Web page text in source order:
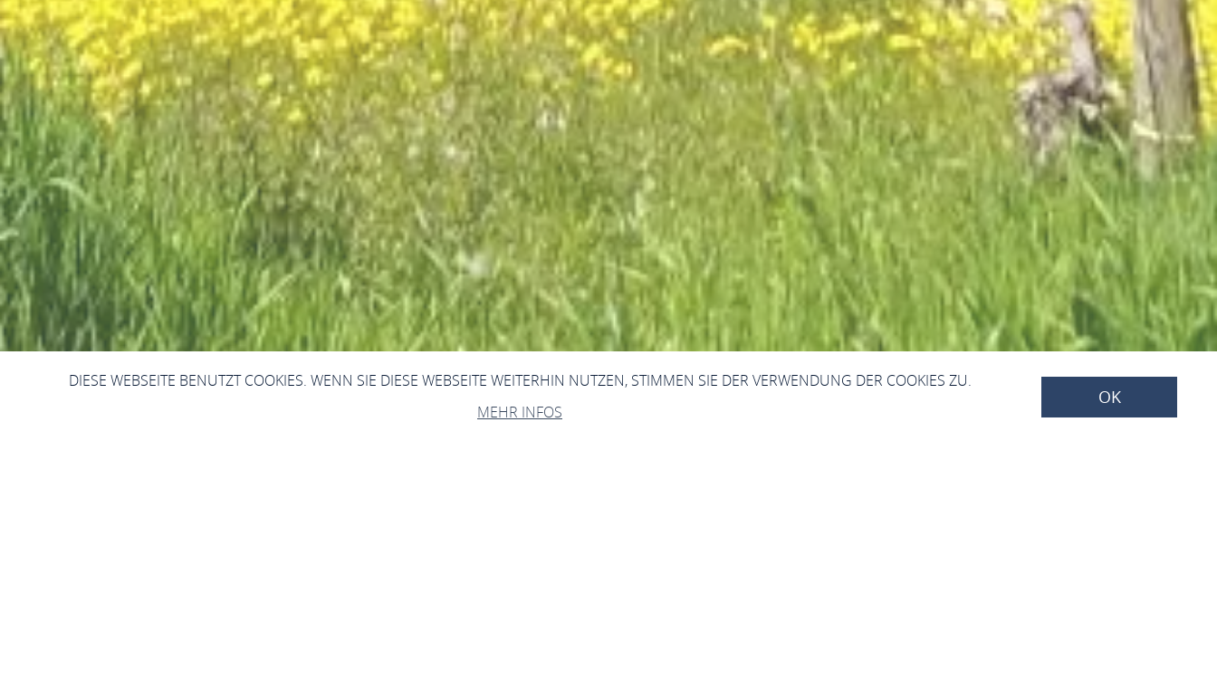
DIESE WEBSEITE BENUTZT COOKIES. WENN SIE DIESE WEBSEITE WEITERHIN NUTZEN, STIMMEN SIE DER VERWENDUNG DER COOKIES ZU.
MEHR INFOS
OK